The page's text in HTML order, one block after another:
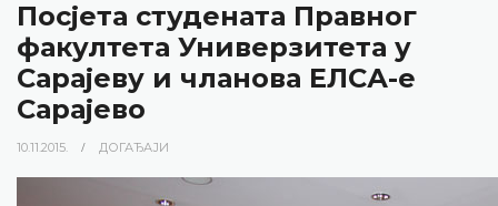
Посјета студената Правног
факултета Универзитета у
Сарајеву и чланова ЕЛСА-е
Сарајево
10.11.2015. ДОГАЂАЈИ